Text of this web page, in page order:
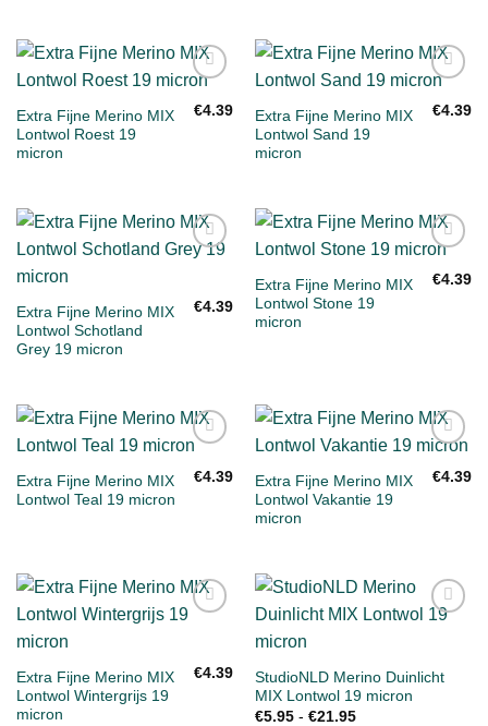
aan
verlanglijst
Extra Fijne Merino MIX
Lontwol Roest 19
micron
€4.39
aan
verlanglijst
Extra Fijne Merino MIX
Lontwol Sand 19
micron
€4.39
Extra Fijne Merino MIX
Lontwol Schotland
Grey 19 micron
€4.39
aan
verlanglijst
Extra Fijne Merino MIX
Lontwol Stone 19
micron
€4.39
aan
verlanglijst
Extra Fijne Merino MIX
Lontwol Teal 19 micron
€4.39
aan
verlanglijst
Extra Fijne Merino MIX
Lontwol Vakantie 19
micron
€4.39
Extra Fijne Merino MIX
Lontwol Wintergrijs 19
micron
€4.39
StudioNLD Merino Duinlicht
MIX Lontwol 19 micron
€5.95 - €21.95Prijsklasse: